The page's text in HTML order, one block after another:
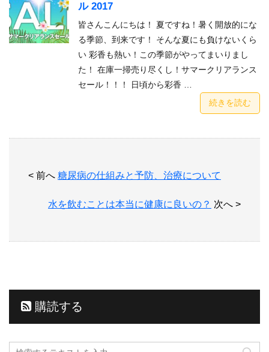
ル 2017
皆さんこんにちは！ 夏ですね！暑く開放的にな
る季節、到来です！ そんな夏にも負けないくら
い 彩香も熱い！この季節がやってまいりまし
た！ 在庫一掃売り尽くし！サマークリアランス
セール！！！ 日頃から彩香 …
続きを読む
< 前へ 糖尿病の仕組みと予防、治療について
水を飲むことは本当に健康に良いの？ 次へ >
購読する